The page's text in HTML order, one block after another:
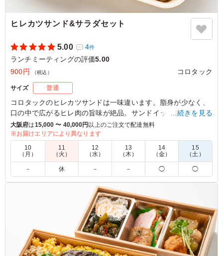
ヒレカツサンド&サラダセット
5.00 4件
ランチミーティングの評価5.00
900円
（税込） コロタック
サイズ 普通
コロタックのヒレカツサンドは一味違います。脂身が少なく、
口の中で広がるヒレ肉の旨味が絶品。サンドイッチに挟むこと
で、噛むたびに肉汁がじゅわっと溢れます。さらに脇役のサラ
ダも彩り豊かで食欲をそそります。ロケやイベントのお供に最
適です。
※別途ドレッシングがつきます。
大ボリュームのお弁当と比較すると陰に隠れがちなのです
が、 こちらのお店のサンドイッチはパンもおいしい！と
主に女性陣から大人気です。 サラダの彩もよく、見た目
にもオシャレです。
ご利用シーン：会議・セミナー›ランチミーティング
…続きを見る
大阪府は15,000 〜 40,000円 以上のご注文で配達無料
※お届けエリアにより異なります
10
（月）
11
（火）
12
（水）
13
（木）
14
（金）
15
（土）
－ 休 － － ◯ ◯